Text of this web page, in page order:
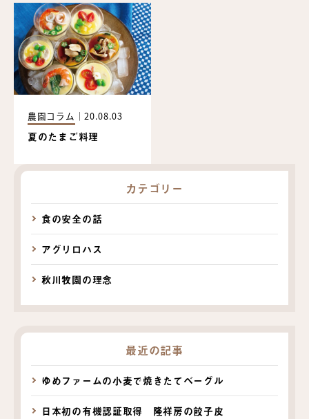
農園コラム ｜20.08.03
夏のたまご料理
カテゴリー
食の安全の話
アグリロハス
秋川牧園の理念
最近の記事
ゆめファームの小麦で焼きたてベーグル
日本初の有機認証取得 隆祥房の餃子皮